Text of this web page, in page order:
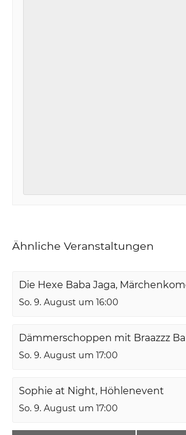
Ähnliche Veranstaltungen
Die Hexe Baba Jaga,
So. 9. August um 16:00
Dämmerschoppen mit Braazzz
So. 9. August um 17:00
Sophie at Night, Höhlenevent
So. 9. August um 17:00